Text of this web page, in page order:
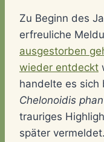
Zu Beginn des
erfreuliche
ausgestorben
wieder entdeckt
handelte es sich
Chelonoidis
trauriges
später